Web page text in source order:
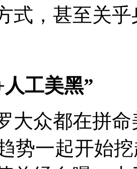
式，甚至关
工美黑”
大众都在拼
势一起开始